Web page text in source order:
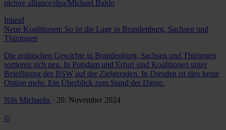
picture alliance/dpa/Michael Bahlo
Inland
Neue Koalitionen: So ist die Lage in Brandenburg, Sachsen und
Thüringen
Die politischen Gewichte in Brandenburg, Sachsen und Thüringen
sortieren sich neu. In Potsdam und Erfurt sind Koalitionen unter
Beteiligung des BSW auf der Zielgeraden. In Dresden ist dies keine
Option mehr. Ein Überblick zum Stand der Dinge.
Nils Michaelis · 20. November 2024
©